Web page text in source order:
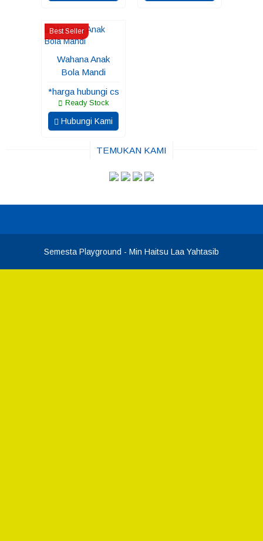
Best Seller
Wahana Anak
Bola Mandi
*harga hubungi cs
Ready Stock
Hubungi Kami
TEMUKAN KAMI
Semesta Playground - Min Haitsu Laa Yahtasib